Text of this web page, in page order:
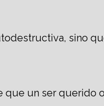
sino
un ser querido